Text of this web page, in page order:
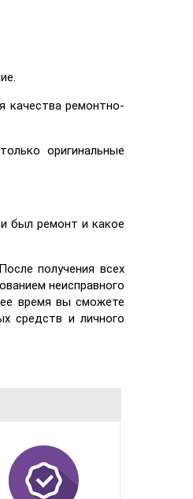
качества ремонтно-
оригинальные
был ремонт и какое
получения всех
неисправного
время вы сможете
средств и личного